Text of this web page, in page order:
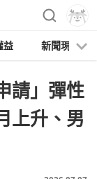
益 新聞現場
請」彈性
上升、男